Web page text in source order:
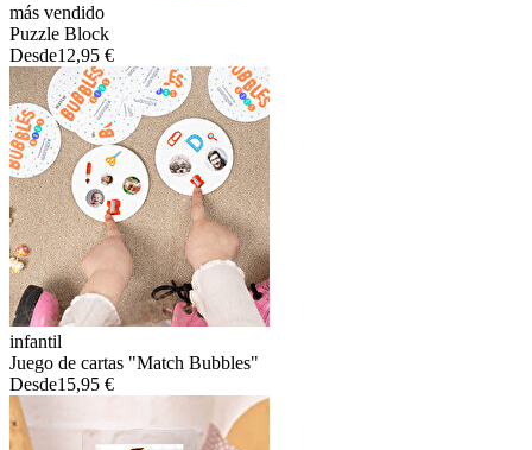
más vendido
Puzzle Block
Desde12,95 €
infantil
Juego de cartas "Match Bubbles"
Desde15,95 €